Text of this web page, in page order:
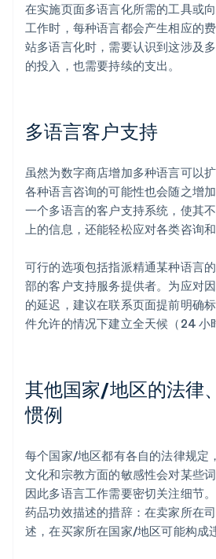
在实施页面多语言化所需的工具或
工作时，每种语言都会产生相应的
站多语言化时，需要认识到这涉及
的投入，也需要持续的支出。
多语言客户支持
虽然为数字商店增加多种语言可以
各种语言咨询的可能性也会随之增
一个多语言的客户支持系统，使其
上的信息，还能轻松应对各类咨询和
可行的选项包括指派精通某种语言
部的客户支持服务提供者。为应对
的延迟，建议在联系页面提前明确
件允许的情况下建立全天候（24 小
其他国家/地区的法律
惯例
每个国家/地区都有各自的法律规定
文化和宗教方面的敏感性会对某些
因此多语言工作需要密切关注细节
药品功效描述的措辞：在卖家所在
述，在买家所在国家/地区可能构成